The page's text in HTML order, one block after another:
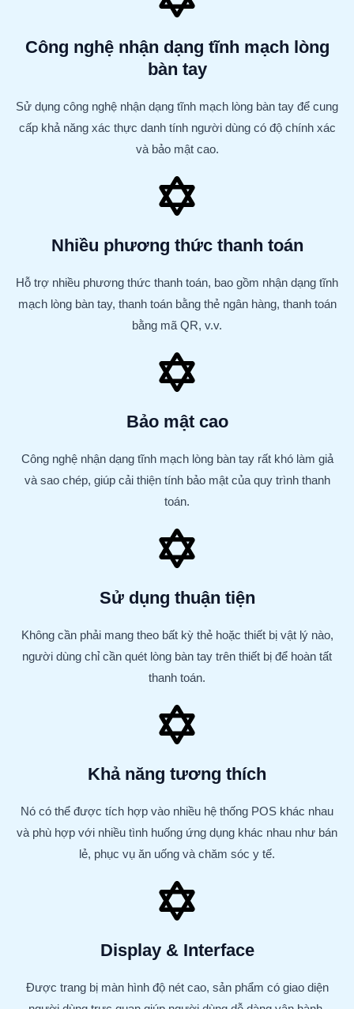
Công nghệ nhận dạng tĩnh mạch lòng
bàn tay
Sử dụng công nghệ nhận dạng tĩnh mạch lòng bàn tay để cung
cấp khả năng xác thực danh tính người dùng có độ chính xác
và bảo mật cao.
Nhiều phương thức thanh toán
Hỗ trợ nhiều phương thức thanh toán, bao gồm nhận dạng tĩnh
mạch lòng bàn tay, thanh toán bằng thẻ ngân hàng, thanh toán
bằng mã QR, v.v.
Bảo mật cao
Công nghệ nhận dạng tĩnh mạch lòng bàn tay rất khó làm giả
và sao chép, giúp cải thiện tính bảo mật của quy trình thanh
toán.
Sử dụng thuận tiện
Không cần phải mang theo bất kỳ thẻ hoặc thiết bị vật lý nào,
người dùng chỉ cần quét lòng bàn tay trên thiết bị để hoàn tất
thanh toán.
Khả năng tương thích
Nó có thể được tích hợp vào nhiều hệ thống POS khác nhau
và phù hợp với nhiều tình huống ứng dụng khác nhau như bán
lẻ, phục vụ ăn uống và chăm sóc y tế.
Display & Interface
Được trang bị màn hình độ nét cao, sản phẩm có giao diện